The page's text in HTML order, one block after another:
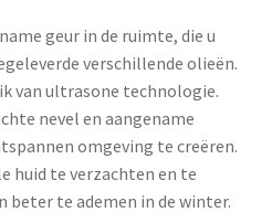
geur in de ruimte, die u
verschillende olieën.
van ultrasone technologie.
nevel en aangename
omgeving te creëren.
huid te verzachten en te
beter te ademen in de winter.